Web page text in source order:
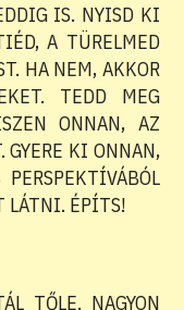
IS. NYISD KI
A TÜRELMED
HA NEM, AKKOR
TEDD MEG
ONNAN, AZ
GYERE KI ONNAN,
LÁTNI. ÉPÍTS!
TŐLE. NAGYON